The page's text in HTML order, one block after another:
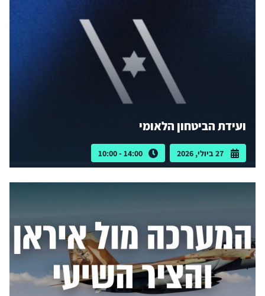
ועידת הביטחון הלאומי
27 ביולי, 2026 14:00 - 10:00